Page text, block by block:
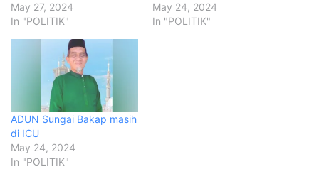
May 27, 2024
In "POLITIK"
May 24, 2024
In "POLITIK"
ADUN Sungai Bakap masih
di ICU
May 24, 2024
In "POLITIK"